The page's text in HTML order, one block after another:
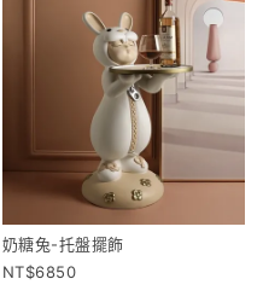
奶糖兔-托盤擺飾
6850